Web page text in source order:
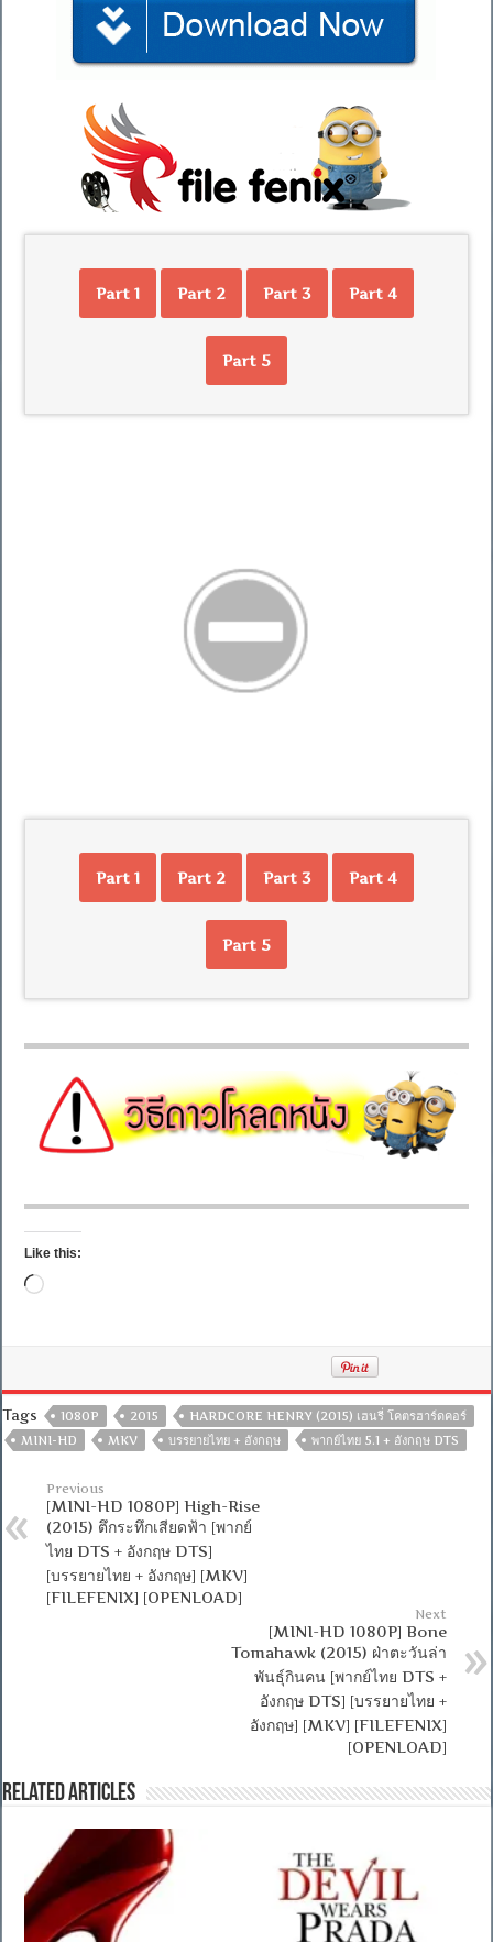
Part 1 Part 2 Part 3 Part 4
Part 5
Part 1 Part 2 Part 3 Part 4
Part 5
Like this:
Loading…
Tags 1080P 2015
HARDCORE HENRY (2015) เฮนรี่ โคตรฮาร์ดคอร์
MINI-HD
MKV บรรยายไทย + อังกฤษ พากย์ไทย 5.1 + อังกฤษ DTS
Previous
[MINI-HD 1080P] High-Rise
(2015) ตึกระทึกเสียดฟ้า [พากย์
ไทย DTS + อังกฤษ DTS]
[บรรยายไทย + อังกฤษ] [MKV]
[FILEFENIX] [OPENLOAD]
Next
[MINI-HD 1080P] Bone
Tomahawk (2015) ฝ่าตะวันล่า
พันธุ์กินคน [พากย์ไทย DTS +
อังกฤษ DTS] [บรรยายไทย +
อังกฤษ] [MKV] [FILEFENIX]
[OPENLOAD]
Related Articles